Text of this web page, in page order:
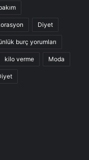
Diyet
burç yorumları
kilo verme Moda